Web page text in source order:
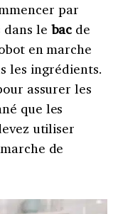
par
le bac de
en marche
les ingrédients.
assurer les
que les
utiliser
de